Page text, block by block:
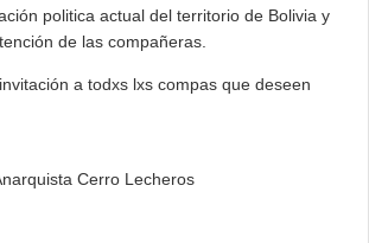
politica actual del territorio de Bolivia y
de las compañeras.
a todxs lxs compas que deseen
Cerro Lecheros